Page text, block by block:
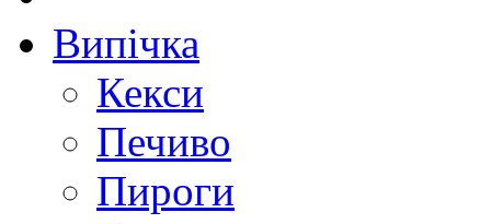
Випічка
Кекси
Печиво
Пироги